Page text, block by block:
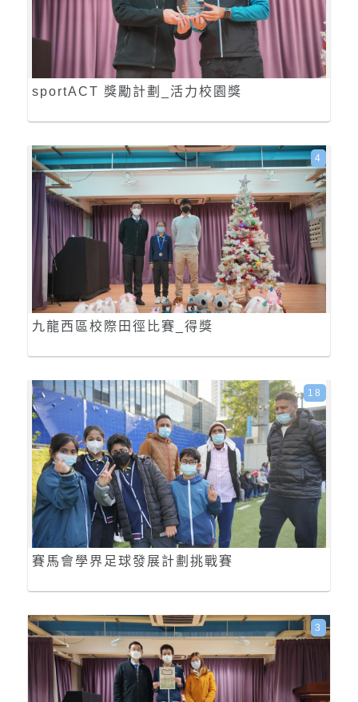
sportACT 獎勵計劃_活力校園獎
九龍西區校際田徑比賽_得獎
4
賽馬會學界足球發展計劃挑戰賽
18
3